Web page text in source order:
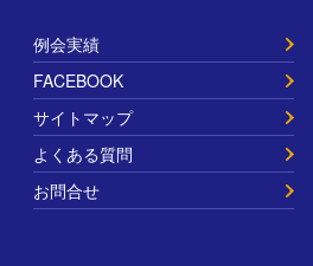
例会実績
FACEBOOK
サイトマップ
よくある質問
お問合せ